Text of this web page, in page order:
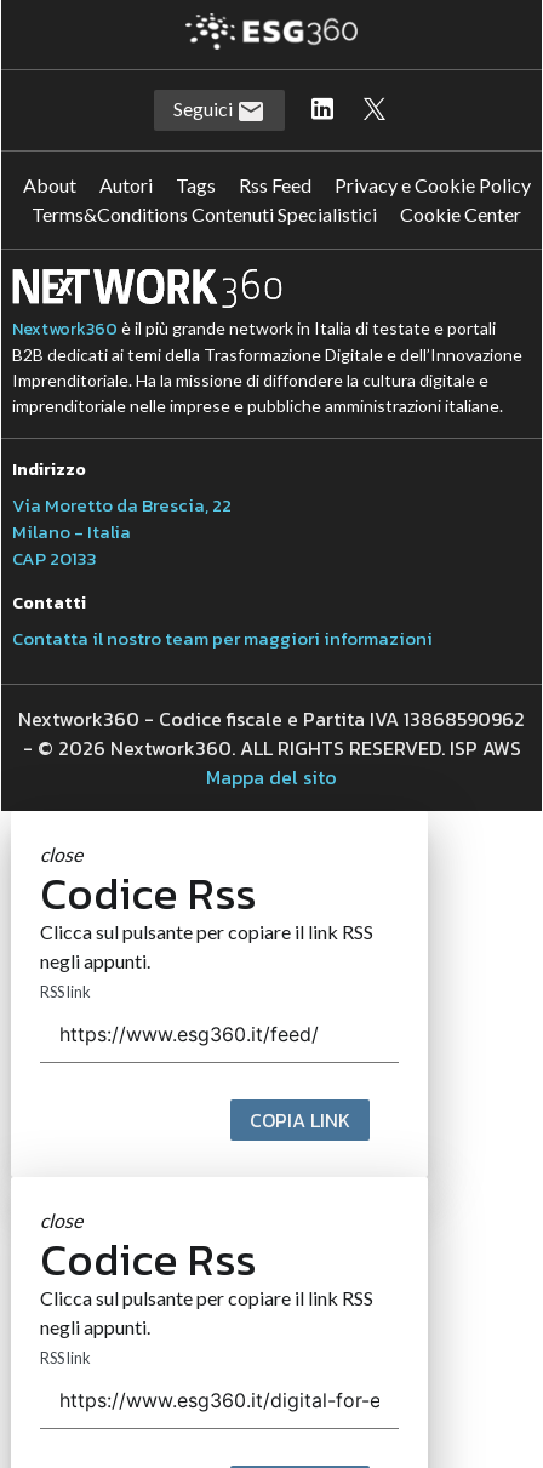
Seguici
About Autori Tags Rss Feed
Privacy e Cookie Policy
Terms&Conditions Contenuti Specialistici
Cookie Center
Nextwork360 è il più grande network in Italia di testate e portali
B2B dedicati ai temi della Trasformazione Digitale e dell’Innovazione
Imprenditoriale. Ha la missione di diffondere la cultura digitale e
imprenditoriale nelle imprese e pubbliche amministrazioni italiane.
Indirizzo
Via Moretto da Brescia, 22
Milano - Italia
CAP 20133
Contatti
Contatta il nostro team per maggiori informazioni
Nextwork360 - Codice fiscale e Partita IVA 13868590962
- © 2026 Nextwork360. ALL RIGHTS RESERVED. ISP AWS
Mappa del sito
close
Codice Rss
Clicca sul pulsante per copiare il link RSS
negli appunti.
RSS link
COPIA LINK
close
Codice Rss
Clicca sul pulsante per copiare il link RSS
negli appunti.
RSS link